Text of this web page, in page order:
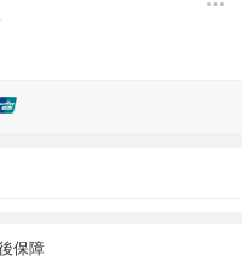
保障